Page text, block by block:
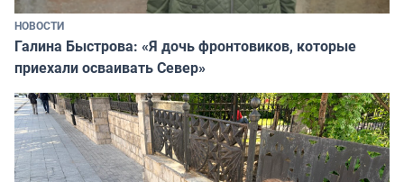
НОВОСТИ
Галина Быстрова: «Я дочь фронтовиков, которые
приехали осваивать Север»